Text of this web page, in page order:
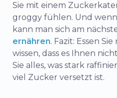
Sie mit einem
groggy fühlen. Und
kann man sich am
ernähren. Fazit: Essen
wissen, dass es Ihnen
Sie alles, was stark
viel Zucker versetzt ist.